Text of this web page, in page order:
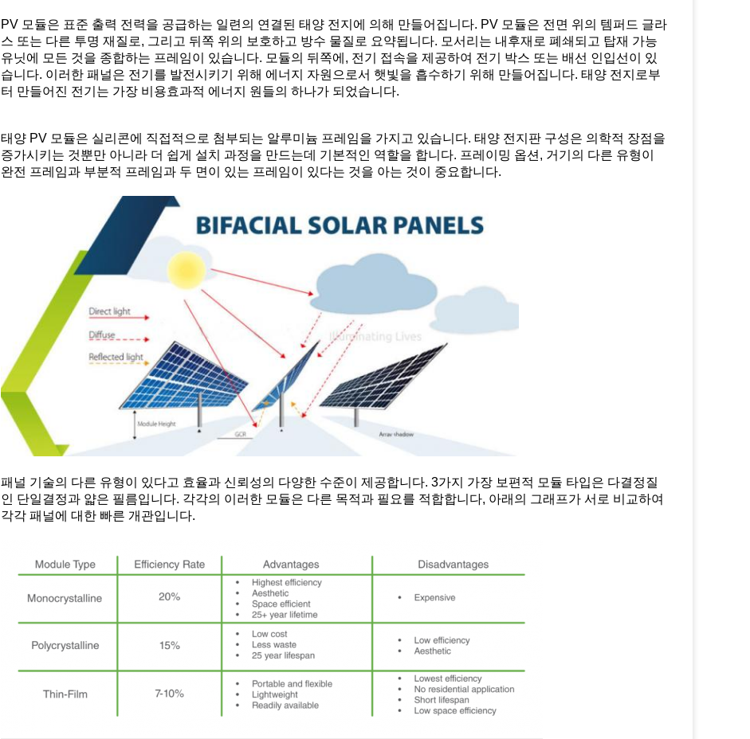
PV 모듈은 표준 출력 전력을 공급하는 일련의 연결된 태양 전지에 의해 만들어집니다. PV 모듈은 전면 위의 템퍼드 글라
스 또는 다른 투명 재질로, 그리고 뒤쪽 위의 보호하고 방수 물질로 요약됩니다. 모서리는 내후재로 폐쇄되고 탑재 가능
유닛에 모든 것을 종합하는 프레임이 있습니다. 모듈의 뒤쪽에, 전기 접속을 제공하여 전기 박스 또는 배선 인입선이 있
습니다. 이러한 패널은 전기를 발전시키기 위해 에너지 자원으로서 햇빛을 흡수하기 위해 만들어집니다. 태양 전지로부
터 만들어진 전기는 가장 비용효과적 에너지 원들의 하나가 되었습니다.
태양 PV 모듈은 실리콘에 직접적으로 첨부되는 알루미늄 프레임을 가지고 있습니다. 태양 전지판 구성은 의학적 장점을
증가시키는 것뿐만 아니라 더 쉽게 설치 과정을 만드는데 기본적인 역할을 합니다. 프레이밍 옵션, 거기의 다른 유형이
완전 프레임과 부분적 프레임과 두 면이 있는 프레임이 있다는 것을 아는 것이 중요합니다.
패널 기술의 다른 유형이 있다고 효율과 신뢰성의 다양한 수준이 제공합니다. 3가지 가장 보편적 모듈 타입은 다결정질
인 단일결정과 얇은 필름입니다. 각각의 이러한 모듈은 다른 목적과 필요를 적합합니다, 아래의 그래프가 서로 비교하여
각각 패널에 대한 빠른 개관입니다.